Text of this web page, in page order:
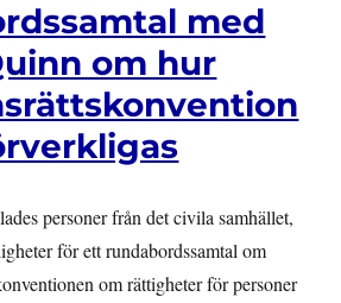
med
om hur
personer från det civila samhället,
för ett rundabordssamtal om
om rättigheter för personer